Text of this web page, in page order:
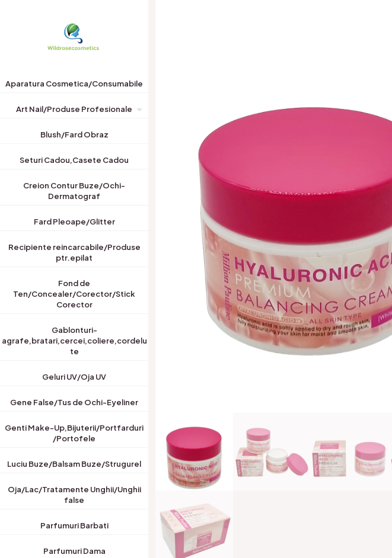
Aparatura Cosmetica/Consumabile
Art Nail/Produse Profesionale
Blush/Fard Obraz
Seturi Cadou,Casete Cadou
Creion Contur Buze/Ochi-
Dermatograf
Fard Pleoape/Glitter
Recipiente reincarcabile/Produse
ptr.epilat
Fond de
Ten/Concealer/Corector/Stick
Corector
Gablonturi-
agrafe,bratari,cercei,coliere,cordelu
te
Geluri UV/Oja UV
Gene False/Tus de Ochi-Eyeliner
Genti Make-Up,Bijuterii/Portfarduri
/Portofele
Luciu Buze/Balsam Buze/Strugurel
Oja/Lac/Tratamente Unghii/Unghii
false
Parfumuri Barbati
Parfumuri Dama